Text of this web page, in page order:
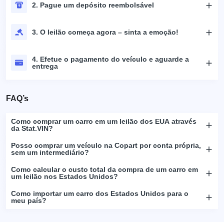
2. Pague um depósito reembolsável
3. O leilão começa agora – sinta a emoção!
4. Efetue o pagamento do veículo e aguarde a
entrega
FAQ’s
Como comprar um carro em um leilão dos EUA através
da Stat.VIN?
Posso comprar um veículo na Copart por conta própria,
sem um intermediário?
Como calcular o custo total da compra de um carro em
um leilão nos Estados Unidos?
Como importar um carro dos Estados Unidos para o
meu país?